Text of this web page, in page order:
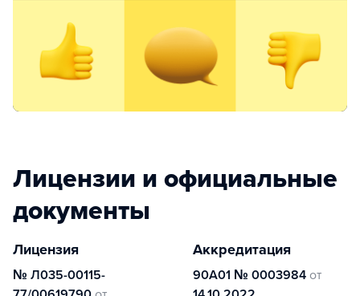
Лицензии и официальные
документы
Лицензия
№ Л035-00115-
Аккредитация
90А01 № 0003984 от